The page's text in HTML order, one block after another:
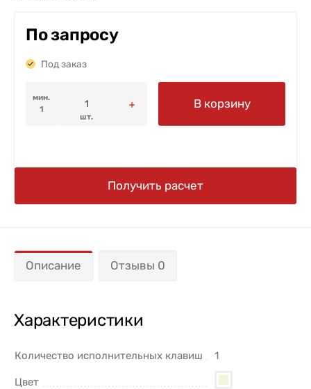
По запросу
Под заказ
мин.
1
шт.
В корзину
Получить расчет
Описание Отзывы 0
Характеристики
Количество исполнительных клавиш 1
Цвет